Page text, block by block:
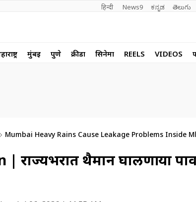
हिन्दी News9 ಕನ್ನಡ తెలుగు
मुंबई पुणे क्रीडा सिनेमा REELS VIDEOS
Mumbai Heavy Rains Cause Leakage Problems Inside
राज्यभरात थैमान घालणाऱ्या